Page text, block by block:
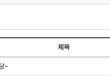
제목
~